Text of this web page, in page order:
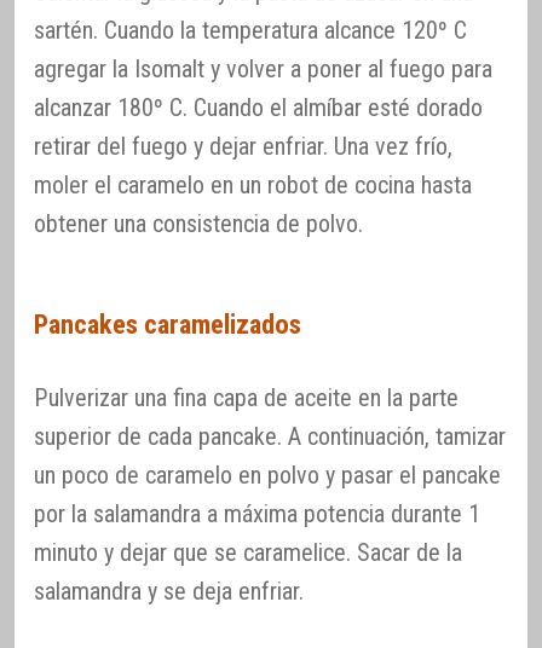
sartén. Cuando la temperatura alcance 120º C
agregar la Isomalt y volver a poner al fuego para
alcanzar 180º C. Cuando el almíbar esté dorado
retirar del fuego y dejar enfriar. Una vez frío,
moler el caramelo en un robot de cocina hasta
obtener una consistencia de polvo.
Pancakes caramelizados
Pulverizar una fina capa de aceite en la parte
superior de cada pancake. A continuación, tamizar
un poco de caramelo en polvo y pasar el pancake
por la salamandra a máxima potencia durante 1
minuto y dejar que se caramelice. Sacar de la
salamandra y se deja enfriar.